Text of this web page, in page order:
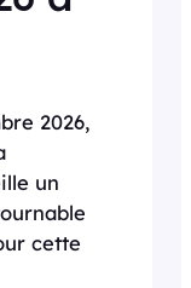
2026,
un
cette